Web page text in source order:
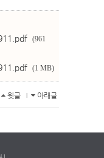
(961
(1 MB)
윗글 l 아래글